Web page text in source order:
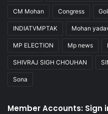
CM Mohan Congress
INDIATVMPTAK Mohan
MP ELECTION Mp news
SHIVRAJ SIGH CHOUHAN
Sona
Member Accounts: Sign